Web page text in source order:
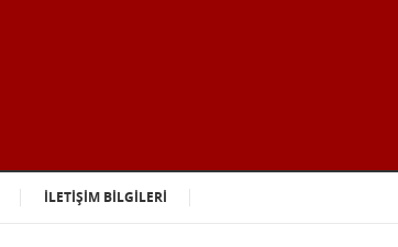
İLETİŞİM BİLGİLERİ